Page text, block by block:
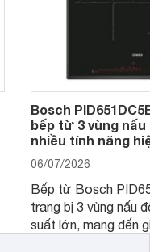
Bosch
bếp từ 3 vùng
nhiều tính năng
06/07/2026
Bếp từ Bosch
trang bị 3 vùng nấu
suất lớn, mang đến